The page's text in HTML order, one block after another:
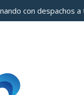
con despachos a